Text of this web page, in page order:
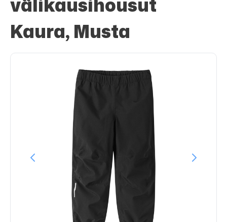
Kaura, Musta